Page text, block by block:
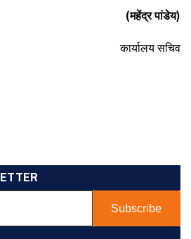
(महेंद्र पांडेय)
कार्यालय सचिव